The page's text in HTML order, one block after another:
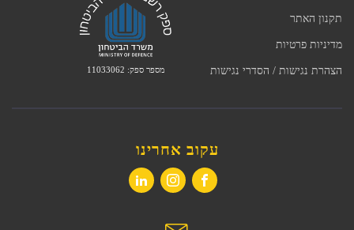
תקנון האתר
מדיניות פרטיות
הצהרת נגישות / הסדרי נגישות מספר ספק: 11033062
עקוב אחרינו